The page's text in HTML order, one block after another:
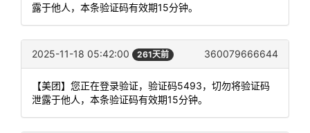
露于他人，本条验证码有效期15分钟。
2025-11-18 05:42:00 261天前 360079666644
【美团】您正在登录验证，验证码5493，切勿将验证码
泄露于他人，本条验证码有效期15分钟。